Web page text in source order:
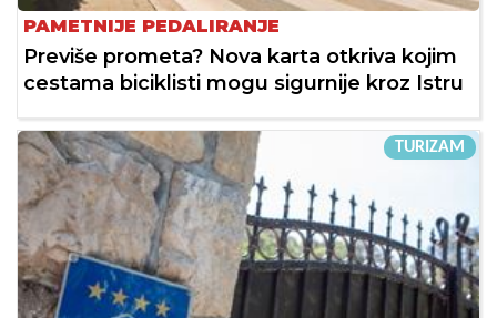
PAMETNIJE PEDALIRANJE
Previše prometa? Nova karta otkriva kojim
cestama biciklisti mogu sigurnije kroz Istru
TURIZAM